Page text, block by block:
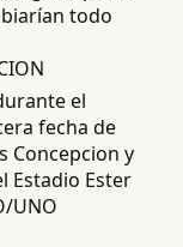
el
fecha de
Concepcion y
Estadio Ester
UNO